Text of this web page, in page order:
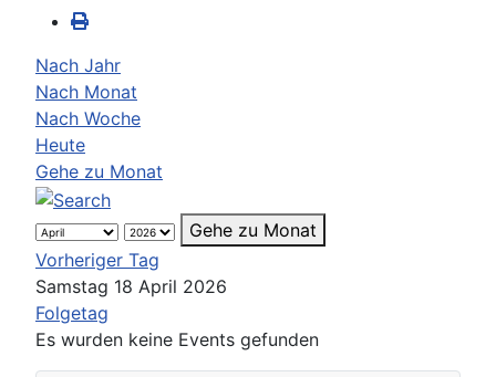
Nach Jahr
Nach Monat
Nach Woche
Heute
Gehe zu Monat
Gehe zu Monat
Vorheriger Tag
Samstag 18 April 2026
Folgetag
Es wurden keine Events gefunden